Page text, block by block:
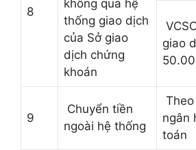
8
không qua hệ
thống giao dịch
của Sở giao
dịch chứng
khoán
giao
9
Chuyển tiền
ngoài hệ thống
ngân
toán